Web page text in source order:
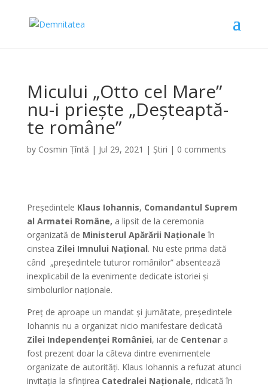
Micului „Otto cel Mare”
nu-i priește „Deșteaptă-
te române”
by Cosmin Țîntă | Jul 29, 2021 | Știri | 0 comments
Președintele Klaus Iohannis, Comandantul Suprem
al Armatei Române, a lipsit de la ceremonia
organizată de Ministerul Apărării Naționale în
cinstea Zilei Imnului Național. Nu este prima dată
când „președintele tuturor românilor” absentează
inexplicabil de la evenimente dedicate istoriei și
simbolurilor naționale.
Preț de aproape un mandat și jumătate, președintele
Iohannis nu a organizat nicio manifestare dedicată
Zilei Independenței României, iar de Centenara
fost prezent doar la câteva dintre evenimentele
organizate de autorități. Klaus Iohannis a refuzat atunci
invitația la sfințirea Catedralei Naționale, ridicată în